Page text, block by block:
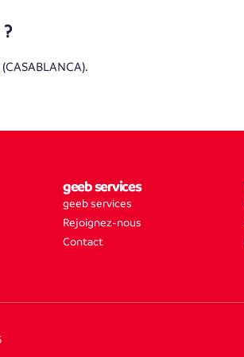
geeb services
geeb services
Rejoignez-nous
Contact